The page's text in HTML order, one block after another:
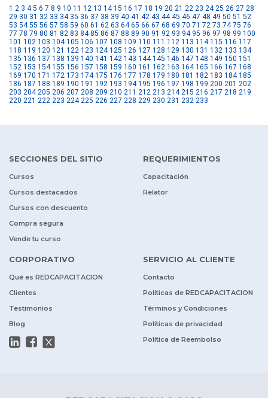
1 2 3 4 5 6 7 8 9 10 11 12 13 14 15 16 17 18 19 20 21 22 23 24 25 26 27 28
29 30 31 32 33 34 35 36 37 38 39 40 41 42 43 44 45 46 47 48 49 50 51 52
53 54 55 56 57 58 59 60 61 62 63 64 65 66 67 68 69 70 71 72 73 74 75 76
77 78 79 80 81 82 83 84 85 86 87 88 89 90 91 92 93 94 95 96 97 98 99 100
101 102 103 104 105 106 107 108 109 110 111 112 113 114 115 116 117
118 119 120 121 122 123 124 125 126 127 128 129 130 131 132 133 134
135 136 137 138 139 140 141 142 143 144 145 146 147 148 149 150 151
152 153 154 155 156 157 158 159 160 161 162 163 164 165 166 167 168
169 170 171 172 173 174 175 176 177 178 179 180 181 182 183 184 185
186 187 188 189 190 191 192 193 194 195 196 197 198 199 200 201 202
203 204 205 206 207 208 209 210 211 212 213 214 215 216 217 218 219
220 221 222 223 224 225 226 227 228 229 230 231 232 233
SECCIONES DEL SITIO
Cursos
Cursos destacados
Cursos con descuento
Compra segura
Vende tu curso
REQUERIMIENTOS
Capacitación
Relator
CORPORATIVO
Qué es REDCAPACITACION
Clientes
Testimonios
Blog
SERVICIO AL CLIENTE
Contacto
Políticas de REDCAPACITACION
Términos y Condiciones
Políticas de privacidad
Política de Reembolso